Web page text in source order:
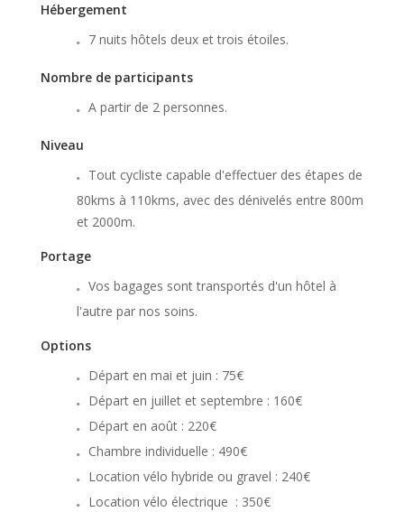
Hébergement
7 nuits hôtels deux et trois étoiles.
Nombre de participants
A partir de 2 personnes.
Niveau
Tout cycliste capable d'effectuer des étapes de
80kms à 110kms, avec des dénivelés entre 800m
et 2000m.
Portage
Vos bagages sont transportés d'un hôtel à
l'autre par nos soins.
Options
Départ en mai et juin : 75€
Départ en juillet et septembre : 160€
Départ en août : 220€
Chambre individuelle : 490€
Location vélo hybride ou gravel : 240€
Location vélo électrique : 350€